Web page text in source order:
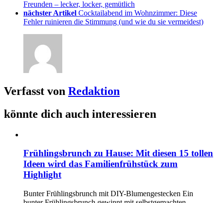
Freunden – lecker, locker, gemütlich
nächster Artikel Cocktailabend im Wohnzimmer: Diese
Fehler ruinieren die Stimmung (und wie du sie vermeidest)
Verfasst von Redaktion
könnte dich auch interessieren
Frühlingsbrunch zu Hause: Mit diesen 15 tollen
Ideen wird das Familienfrühstück zum
Highlight
Bunter Frühlingsbrunch mit DIY-Blumengestecken Ein